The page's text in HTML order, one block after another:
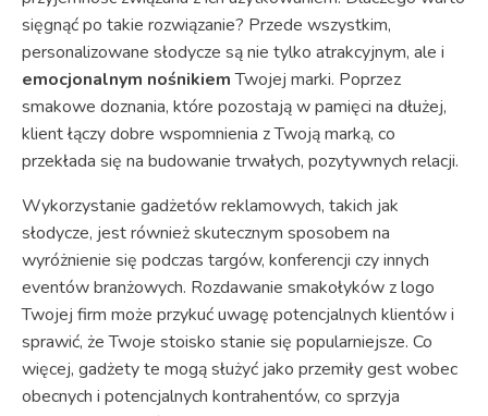
sięgnąć po takie rozwiązanie? Przede wszystkim,
personalizowane słodycze są nie tylko atrakcyjnym, ale i
emocjonalnym nośnikiemTwojej marki. Poprzez
smakowe doznania, które pozostają w pamięci na dłużej,
klient łączy dobre wspomnienia z Twoją marką, co
przekłada się na budowanie trwałych, pozytywnych relacji.
Wykorzystanie gadżetów reklamowych, takich jak
słodycze, jest również skutecznym sposobem na
wyróżnienie się podczas targów, konferencji czy innych
eventów branżowych. Rozdawanie smakołyków z logo
Twojej firm może przykuć uwagę potencjalnych klientów i
sprawić, że Twoje stoisko stanie się popularniejsze. Co
więcej, gadżety te mogą służyć jako przemiły gest wobec
obecnych i potencjalnych kontrahentów, co sprzyja